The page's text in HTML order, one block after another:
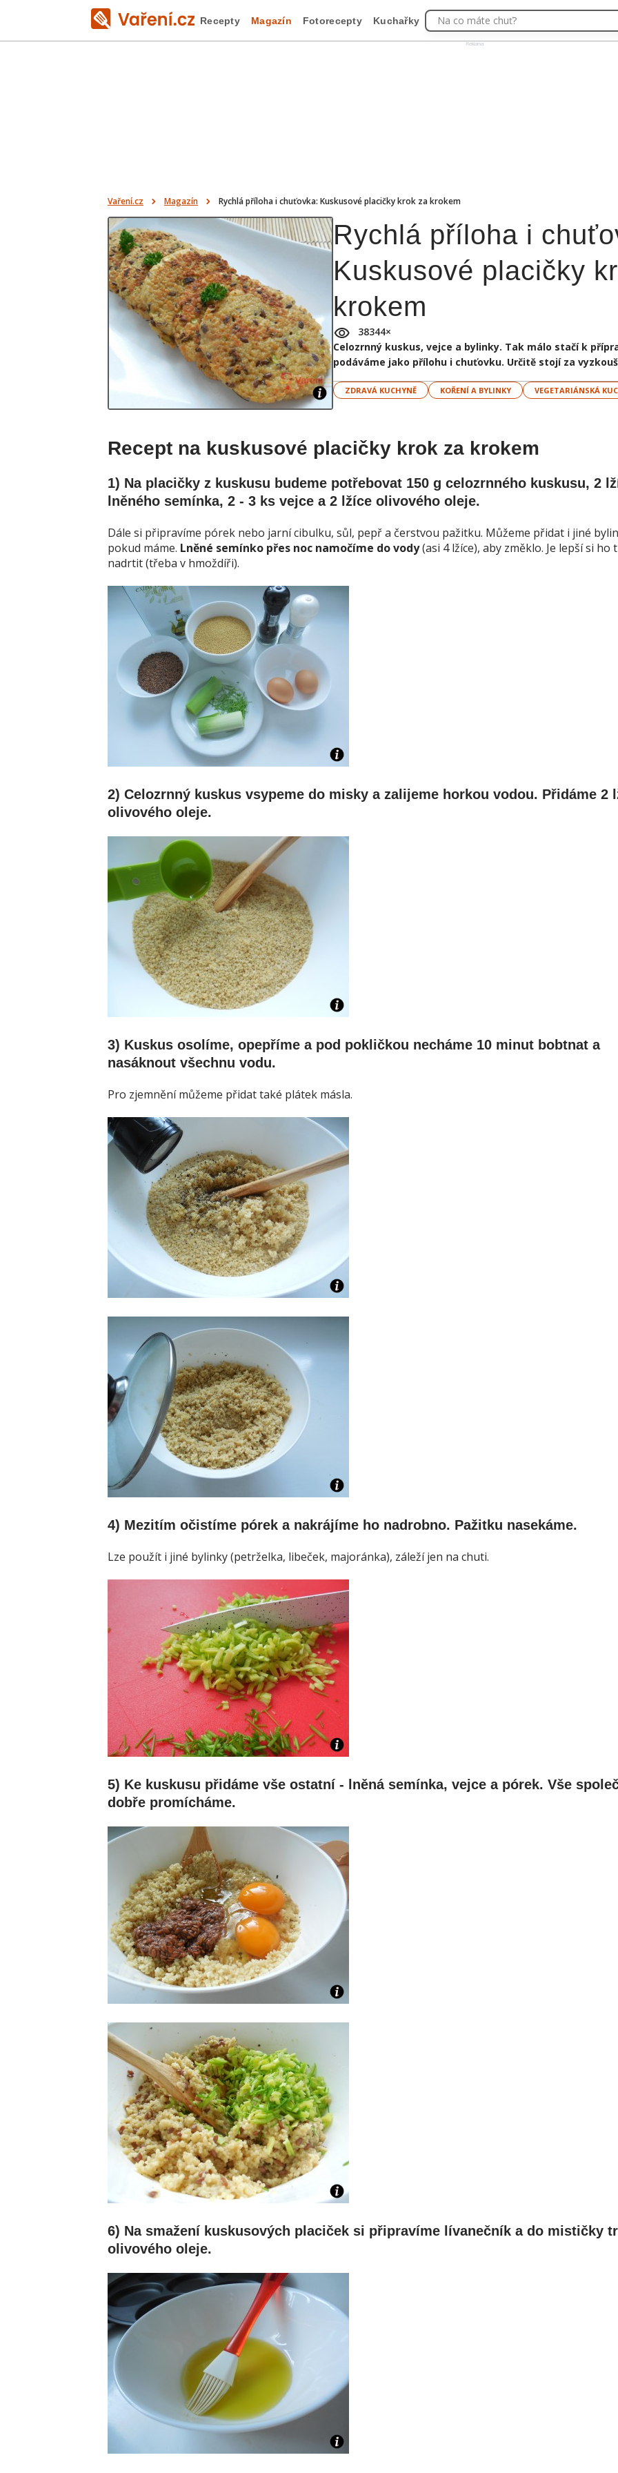
Reklama
Recepty Magazín Fotorecepty Kuchařky Na co máte chuť?
Vaření.cz Magazín Rychlá příloha i chuťovka: Kuskusové placičky krok za krokem
Rychlá příloha i
Kuskusové placičky
krokem
38344×
Celozrnný kuskus, vejce a bylinky. Tak málo stačí k
podáváme jako přílohu i chuťovku. Určitě stojí za
ZDRAVÁ KUCHYNĚ KOŘENÍ A BYLINKY VEGETARIÁNSKÁ
Recept na kuskusové placičky krok za krokem
1) Na placičky z kuskusu budeme potřebovat 150 g celozrnného kuskusu, 2
lněného semínka, 2 - 3 ks vejce a 2 lžíce olivového oleje.
Dále si připravíme pórek nebo jarní cibulku, sůl, pepř a čerstvou pažitku. Můžeme přidat i jiné
pokud máme. Lněné semínko přes noc namočíme do vody(asi 4 lžíce), aby změklo. Je lepší si ho
nadrtit (třeba v hmoždíři).
2) Celozrnný kuskus vsypeme do misky a zalijeme horkou vodou. Přidáme 2
olivového oleje.
3) Kuskus osolíme, opepříme a pod pokličkou necháme 10 minut bobtnat a
nasáknout všechnu vodu.
Pro zjemnění můžeme přidat také plátek másla.
4) Mezitím očistíme pórek a nakrájíme ho nadrobno. Pažitku nasekáme.
Lze použít i jiné bylinky (petrželka, libeček, majoránka), záleží jen na chuti.
5) Ke kuskusu přidáme vše ostatní - lněná semínka, vejce a pórek. Vše
dobře promícháme.
6) Na smažení kuskusových placiček si připravíme lívanečník a do mističky
olivového oleje.